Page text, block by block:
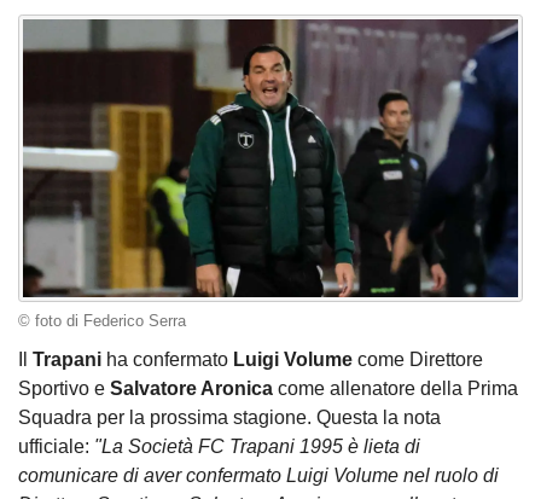
© foto di Federico Serra
Trapani ha confermato Luigi Volume come Direttore
Sportivo e Salvatore Aronica come allenatore della Prima
Squadra per la prossima stagione. Questa la nota
ufficiale: "La Società FC Trapani 1995 è lieta di
comunicare di aver confermato Luigi Volume nel ruolo di